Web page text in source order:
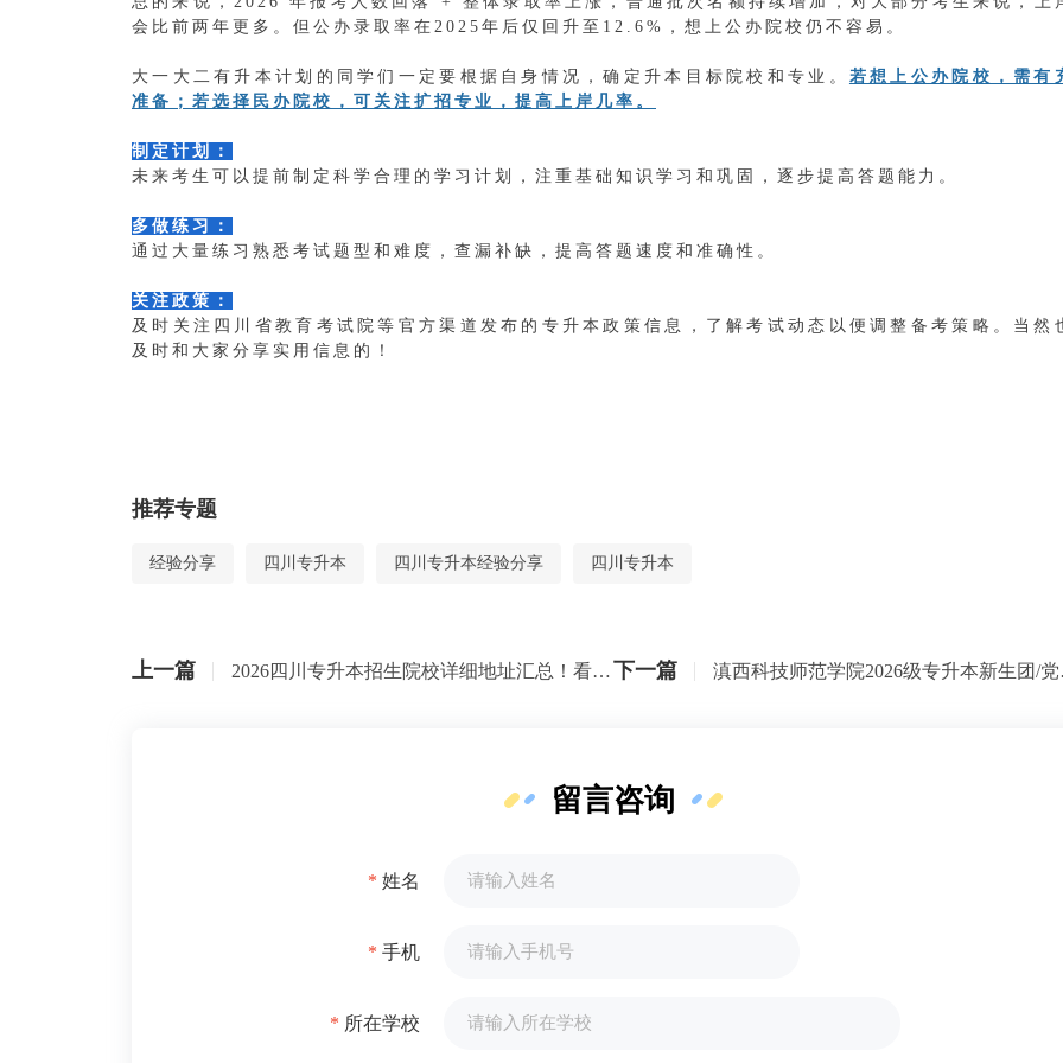
会比前两年更多。 但公办录取率在2025年后仅回升至12.6%，想上公办院校仍不容易。
大一大二有升本计划的同学们一定要根据自身情况，确定升本目标院校和专业。 若想上公办院校，需有
准备；若选择民办院校，可关注扩招专业，提高上岸几率。
制定计划：
未来考生可以提前制定科学合理的学习计划，注重基础知识学习和巩固，逐步提高答题能力。
多做练习：
通过大量练习熟悉考试题型和难度，查漏补缺，提高答题速度和准确性。
关注政策：
及时关注四川省教育考试院等官方渠道发布的专升本政策信息，了解考试动态以便调整备考策略。当然
及时和大家分享实用信息的！
推荐专题
经验分享 四川专升本 四川专升本经验分享 四川专升本
上一篇 2026四川专升本招生院校详细地址汇总！看你升本上岸后在哪读书？下一篇 滇西
留言咨询
* 姓名
* 手机
* 所在学校